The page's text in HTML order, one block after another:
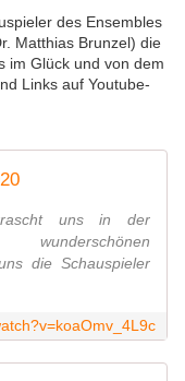
des Ensembles
Matthias Brunzel) die
im Glück und von dem
Links auf Youtube-
uns in der
die Schauspieler